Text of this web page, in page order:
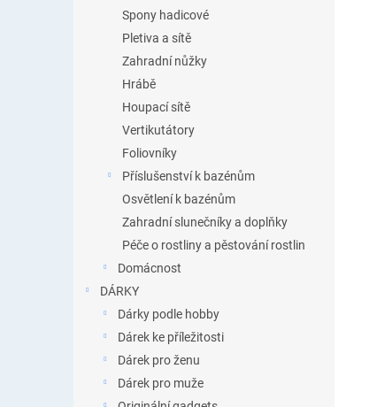
Spony hadicové
Pletiva a sítě
Zahradní nůžky
Hrábě
Houpací sítě
Vertikutátory
Foliovníky
Příslušenství k bazénům
Osvětlení k bazénům
Zahradní slunečníky a doplňky
Péče o rostliny a pěstování rostlin
Domácnost
DÁRKY
Dárky podle hobby
Dárek ke příležitosti
Dárek pro ženu
Dárek pro muže